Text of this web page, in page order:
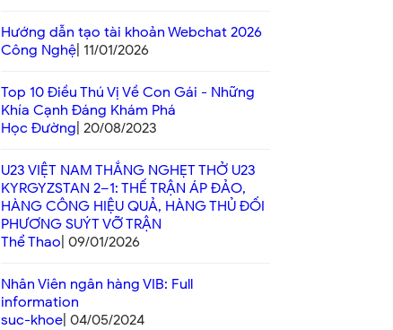
Hướng dẫn tạo tài khoản Webchat 2026
Công Nghệ | 11/01/2026
Top 10 Điều Thú Vị Về Con Gái - Những
Khía Cạnh Đáng Khám Phá
Học Đường | 20/08/2023
U23 VIỆT NAM THẮNG NGHẸT THỞ U23
KYRGYZSTAN 2–1: THẾ TRẬN ÁP ĐẢO,
HÀNG CÔNG HIỆU QUẢ, HÀNG THỦ ĐỐI
PHƯƠNG SUÝT VỠ TRẬN
Thể Thao | 09/01/2026
Nhân Viên ngân hàng VIB: Full
information
suc-khoe | 04/05/2024